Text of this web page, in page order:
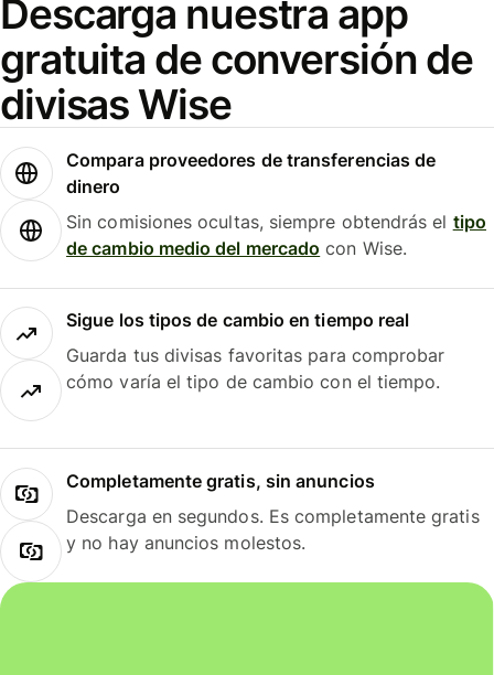
Descarga nuestra app
gratuita de conversión de
divisas Wise
Compara proveedores de transferencias de
dinero
Sin comisiones ocultas, siempre obtendrás el tipo
de cambio medio del mercado con Wise.
Sigue los tipos de cambio en tiempo real
Guarda tus divisas favoritas para comprobar
cómo varía el tipo de cambio con el tiempo.
Completamente gratis, sin anuncios
Descarga en segundos. Es completamente gratis
y no hay anuncios molestos.